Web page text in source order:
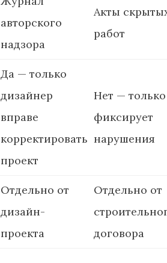
авторского
надзора
Акты
работ
Да — только
дизайнер
вправе
корректировать
проект
Нет — только
фиксирует
нарушения
Отдельно от
дизайн-
проекта
Отдельно от
договора